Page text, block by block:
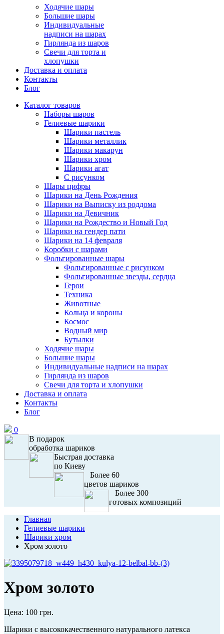
Ходячие шары
Большие шары
Индивидуальные
надписи на шарах
Гирлянда из шаров
Свечи для торта и
хлопушки
Доставка и оплата
Контакты
Блог
Каталог товаров
Наборы шаров
Гелиевые шарики
Шарики пастель
Шарики металлик
Шарики макарун
Шарики хром
Шарики агат
С рисунком
Шары цифры
Шарики на День Рождения
Шарики на Выписку из роддома
Шарики на Девичник
Шарики на Рождество и Новый Год
Шарики на гендер пати
Шарики на 14 февраля
Коробки с шарами
Фольгированные шары
Фольгированные с рисунком
Фольгированные звезды, сердца
Герои
Техника
Животные
Кольца и короны
Космос
Водный мир
Бутылки
Ходячие шары
Большие шары
Индивидуальные надписи на шарах
Гирлянда из шаров
Свечи для торта и хлопушки
Доставка и оплата
Контакты
Блог
0
В подарок
обработка шариков
Быстрая доставка
по Киеву
Более 60
цветов шариков
Более 300
готовых композиций
Главная
Гелиевые шарики
Шарики хром
Хром золото
Хром золото
Цена: 100 грн.
Шарики с высококачественного натурального латекса